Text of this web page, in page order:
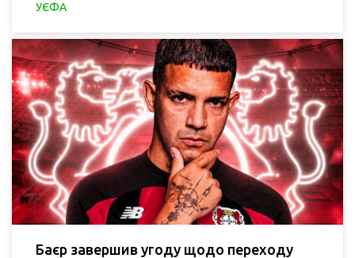
УЄФА
Баєр завершив угоду щодо переходу